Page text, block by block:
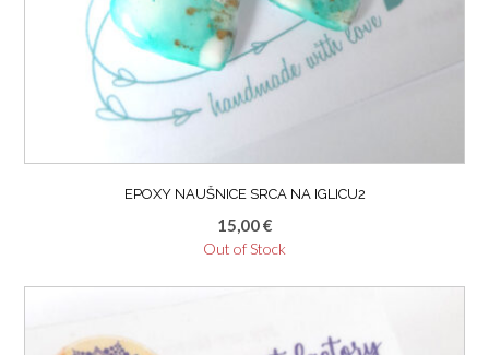
EPOXY NAUŠNICE SRCA NA IGLICU2
15,00€
Out of Stock